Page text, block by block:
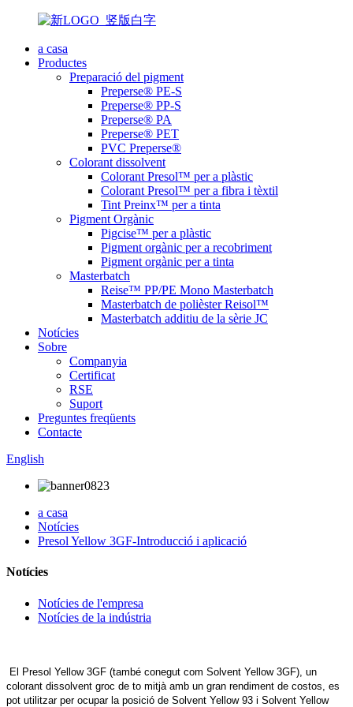
a casa
Productes
Preparació del pigment
Preperse® PE-S
Preperse® PP-S
Preperse® PA
Preperse® PET
PVC Preperse®
Colorant dissolvent
Colorant Presol™ per a plàstic
Colorant Presol™ per a fibra i tèxtil
Tint Preinx™ per a tinta
Pigment Orgànic
Pigcise™ per a plàstic
Pigment orgànic per a recobriment
Pigment orgànic per a tinta
Masterbatch
Reise™ PP/PE Mono Masterbatch
Masterbatch de polièster Reisol™
Masterbatch additiu de la sèrie JC
Notícies
Sobre
Companyia
Certificat
RSE
Suport
Preguntes freqüents
Contacte
English
a casa
Notícies
Presol Yellow 3GF-Introducció i aplicació
Notícies
Notícies de l'empresa
Notícies de la indústria
El Presol Yellow 3GF (també conegut com Solvent Yellow 3GF), un
colorant dissolvent groc de to mitjà amb un gran rendiment de costos, es
pot utilitzar per ocupar la posició de Solvent Yellow 93 i Solvent Yellow